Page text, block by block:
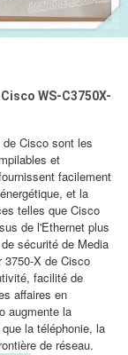
WS-C3750X-
Cisco sont les
et
facilement
et la
telles que Cisco
de l'Ethernet plus
sécurité de Media
X de Cisco
facilité de
affaires en
augmente la
la téléphonie, la
de réseau.